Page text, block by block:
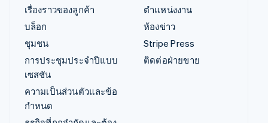
เรื่องราวของลูกค้า
บล็อก
ชุมชน
การประชุมประจำปีแบบ
เซสชัน
ความเป็นส่วนตัวและข้อ
กำหนด
ตำแหน่งงาน
ห้องข่าว
Stripe Press
ติดต่อฝ่ายขาย